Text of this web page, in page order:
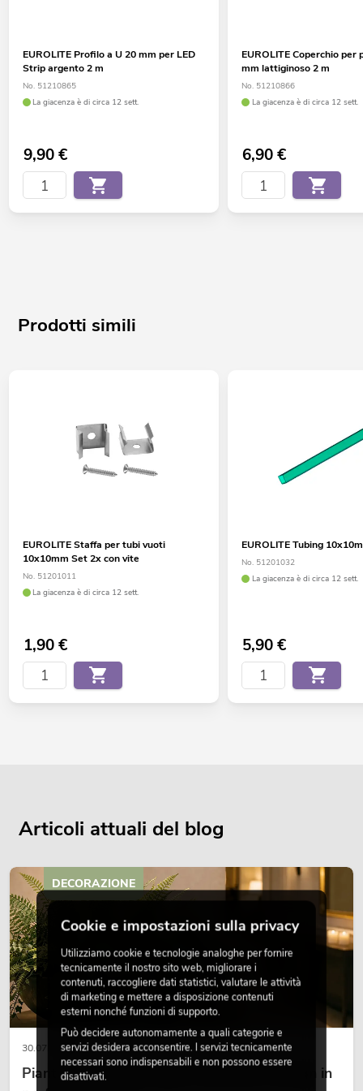
EUROLITE Profilo a U 20 mm per LED
Strip argento 2 m
No. 51210865
La giacenza è di circa 12 sett.
9,90€
EUROLITE Coperchio per
mm lattiginoso 2 m
No. 51210866
La giacenza è di circa 12 sett.
6,90€
Prodotti simili
EUROLITE Staffa per tubi vuoti
10x10mm Set 2x con vite
No. 51201011
La giacenza è di circa 12 sett.
1,90€
EUROLITE Tubing
No. 51201032
La giacenza è di circa 12 sett.
5,90€
Articoli attuali del blog
30.07.2026
Piante artificiali ignifughe: sicurezza e design in
DECORAZIONE
Cookie e impostazioni sulla privacy
Utilizziamo cookie e tecnologie analoghe per fornire
tecnicamente il nostro sito web, migliorare i
contenuti, raccogliere dati statistici, valutare le attività
di marketing e mettere a disposizione contenuti
esterni nonché funzioni di supporto.
Può decidere autonomamente a quali categorie e
servizi desidera acconsentire. I servizi tecnicamente
necessari sono indispensabili e non possono essere
disattivati.